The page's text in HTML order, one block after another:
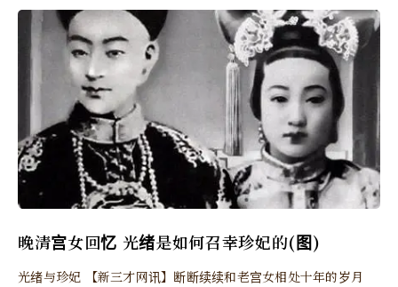
晚清宫女回忆 光绪是如何召幸珍妃的(图)
光绪与珍妃 【新三才网讯】断断续续和老宫女相处十年的岁月